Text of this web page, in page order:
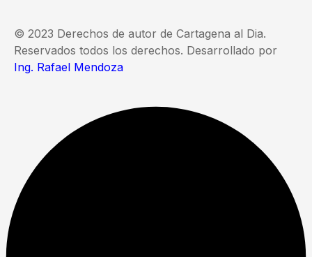
© 2023 Derechos de autor de Cartagena al Dia.
Reservados todos los derechos. Desarrollado por
Ing. Rafael Mendoza